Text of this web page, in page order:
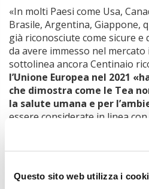
Questo sito web utilizza i
«In molti Paesi come Usa,
Brasile, Argentina, Giappone,
già riconosciute come sicure
da avere immesso nel
sottolinea ancora Centinaio
l’Unione Europea nel 2021
che dimostra come le Tea
la salute umana e per
essere considerate in linea
Deal e della strategia Farm to
governo tedesco a imporre